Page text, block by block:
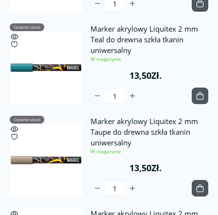
Ostatnie sztuki
Marker akrylowy Liquitex 2 mm
Teal do drewna szkła tkanin
uniwersalny
W magazynie
13,50Zł.
Ostatnie sztuki
Marker akrylowy Liquitex 2 mm
Taupe do drewna szkła tkanin
uniwersalny
W magazynie
13,50Zł.